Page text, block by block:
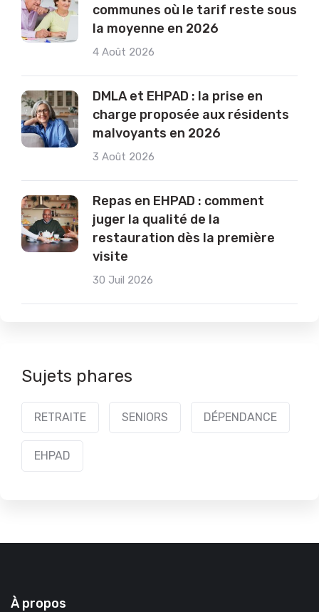
communes où le tarif reste sous
la moyenne en 2026
4 Août 2026
DMLA et EHPAD : la prise en
charge proposée aux résidents
malvoyants en 2026
3 Août 2026
Repas en EHPAD : comment
juger la qualité de la
restauration dès la première
visite
30 Juil 2026
Sujets phares
RETRAITE SENIORS DÉPENDANCE
EHPAD
À propos